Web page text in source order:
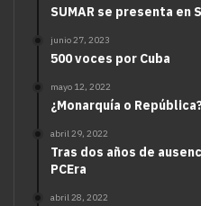
SUMAR se presenta en
junio 27, 2023
500 voces por Cuba
mayo 12, 2022
¿Monarquía o
abril 29, 2022
Tras dos años de
PCEra
abril 28, 2022